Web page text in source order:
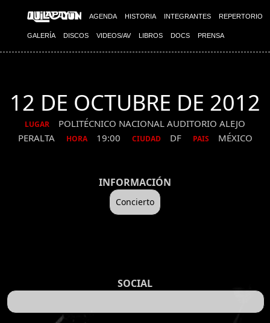
AGENDA HISTORIA INTEGRANTES REPERTORIO
GALERÍA DISCOS VIDEOS/AV LIBROS DOCS PRENSA
12 DE OCTUBRE DE 2012
LUGAR
POLITÉCNICO NACIONAL AUDITORIO ALEJO
PERALTA
HORA 19:00 CIUDAD DF PAIS MÉXICO
INFORMACIÓN
Concierto
SOCIAL